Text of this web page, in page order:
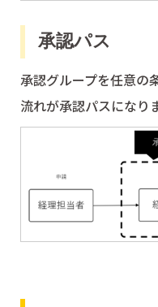
承認パス
承認グループを任意の
流れが承認パスになり